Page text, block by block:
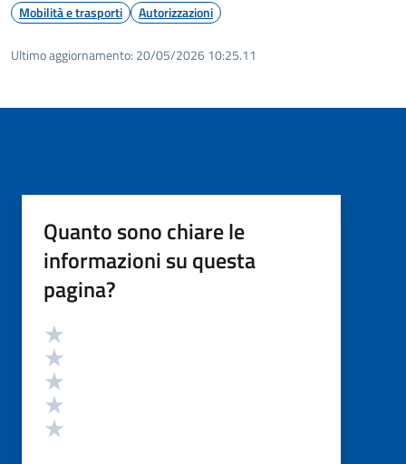
Mobilità e trasporti Autorizzazioni
Ultimo aggiornamento: 20/05/2026 10:25.11
Quanto sono chiare le
informazioni su questa
pagina?
Valutazione